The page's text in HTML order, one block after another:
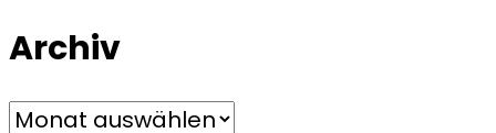
Archiv
Archiv